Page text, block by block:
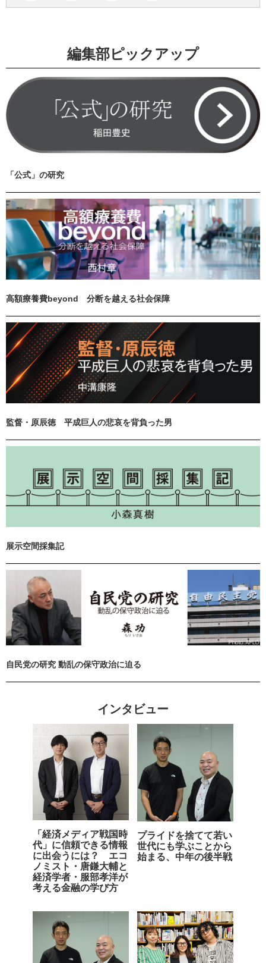
編集部ピックアップ
「公式」の研究
高額療養費beyond 分断を越える社会保障
監督・原辰徳 平成巨人の悲哀を背負った男
展示空間採集記
自民党の研究 動乱の保守政治に迫る
インタビュー
「経済メディア戦国時
代」に信頼できる情報
に出会うには？ エコ
ノミスト・唐鎌大輔と
経済学者・服部孝洋が
考える金融の学び方
プライドを捨てて若い
世代にも学ぶことから
始まる、中年の後半戦